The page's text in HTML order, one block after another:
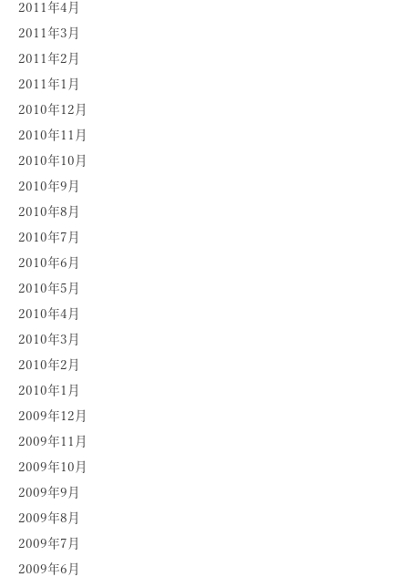
2011年4月
2011年3月
2011年2月
2011年1月
2010年12月
2010年11月
2010年10月
2010年9月
2010年8月
2010年7月
2010年6月
2010年5月
2010年4月
2010年3月
2010年2月
2010年1月
2009年12月
2009年11月
2009年10月
2009年9月
2009年8月
2009年7月
2009年6月